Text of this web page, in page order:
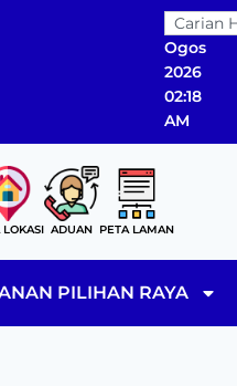
08
Ogos
2026
02:18
AM
LOKASI ADUAN PETA LAMAN
PILIHAN RAYA